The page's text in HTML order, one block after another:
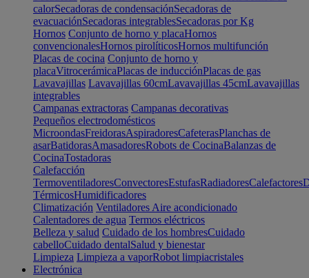
calorSecadoras de condensaciónSecadoras de
evacuaciónSecadoras integrablesSecadoras por Kg
Hornos Conjunto de horno y placaHornos
convencionalesHornos pirolíticosHornos multifunción
Placas de cocina Conjunto de horno y
placaVitrocerámicaPlacas de inducciónPlacas de gas
Lavavajillas Lavavajillas 60cmLavavajillas 45cmLavavajillas
integrables
Campanas extractoras Campanas decorativas
Pequeños electrodomésticos
MicroondasFreidorasAspiradoresCafeterasPlanchas de
asarBatidorasAmasadoresRobots de CocinaBalanzas de
CocinaTostadoras
Calefacción
TermoventiladoresConvectoresEstufasRadiadoresCalefactores
TérmicosHumidificadores
Climatización Ventiladores Aire acondicionado
Calentadores de agua Termos eléctricos
Belleza y salud Cuidado de los hombresCuidado
cabelloCuidado dentalSalud y bienestar
Limpieza Limpieza a vaporRobot limpiacristales
Electrónica